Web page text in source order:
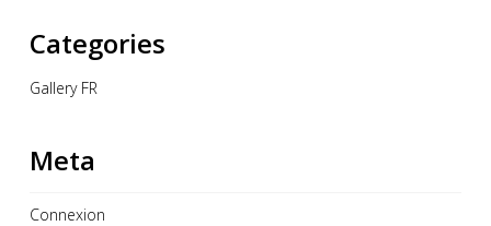
Categories
Gallery FR
Meta
Connexion